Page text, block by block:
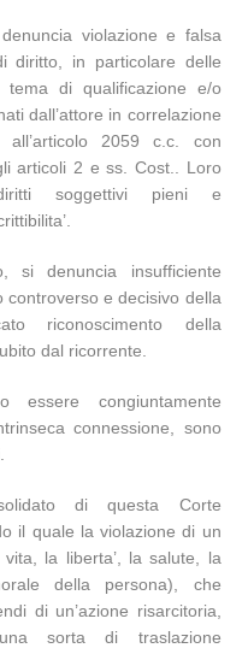
violazione e falsa
diritto, in particolare delle
di qualificazione e/o
dall’attore in correlazione
2059 c.c. con
articoli 2 e ss. Cost.. Loro
soggettivi pieni e
si denuncia insufficiente
controverso e decisivo della
riconoscimento della
dal ricorrente.
congiuntamente
connessione, sono
di questa Corte
il quale la violazione di un
la liberta’, la salute, la
della persona), che
di un’azione risarcitoria,
sorta di traslazione